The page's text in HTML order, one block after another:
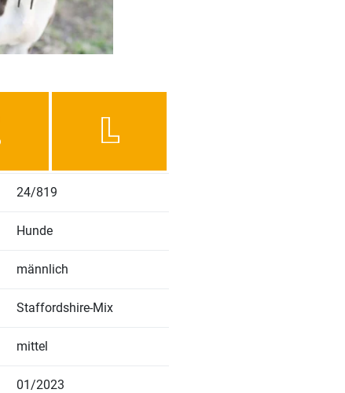
24/819
Hunde
männlich
Staffordshire-Mix
mittel
01/2023